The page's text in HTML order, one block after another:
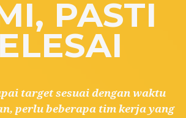
PASTI
target sesuai dengan waktu
perlu beberapa tim kerja yang